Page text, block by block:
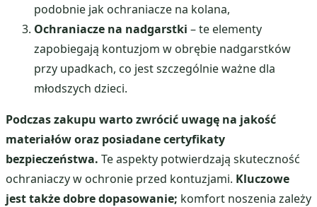
podobnie jak ochraniacze na kolana,
Ochraniacze na nadgarstki – te elementy
zapobiegają kontuzjom w obrębie nadgarstków
przy upadkach, co jest szczególnie ważne dla
młodszych dzieci.
Podczas zakupu warto zwrócić uwagę na jakość
materiałów oraz posiadane certyfikaty
bezpieczeństwa. Te aspekty potwierdzają skuteczność
ochraniaczy w ochronie przed kontuzjami. Kluczowe
jest także dobre dopasowanie; komfort noszenia zależy